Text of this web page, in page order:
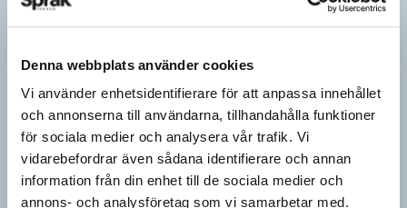
Denna webbplats använder cookies
Vi använder enhetsidentifierare för att anpassa innehållet
och annonserna till användarna, tillhandahålla funktioner
för sociala medier och analysera vår trafik. Vi
vidarebefordrar även sådana identifierare och annan
information från din enhet till de sociala medier och
annons- och analysföretag som vi samarbetar med.
Pressmeddelande: Hjovisst älskar vi
ordvitsar!